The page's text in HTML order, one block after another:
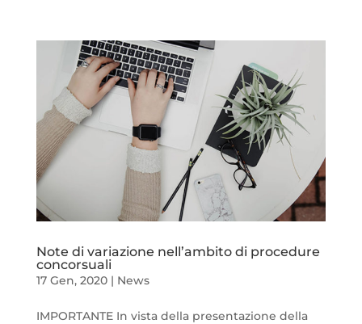
Note di variazione nell’ambito di procedure
concorsuali
17 Gen, 2020| News
IMPORTANTE In vista della presentazione della